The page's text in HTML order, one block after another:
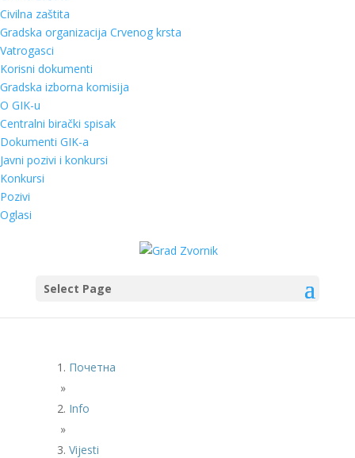
Civilna zaštita
Gradska organizacija Crvenog krsta
Vatrogasci
Korisni dokumenti
Gradska izborna komisija
O GIK-u
Centralni birački spisak
Dokumenti GIK-a
Javni pozivi i konkursi
Konkursi
Pozivi
Oglasi
Select Page
Почетна
»
Info
»
Vijesti